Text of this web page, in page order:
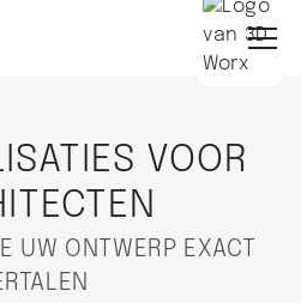
VOOR
UW ONTWERP EXACT